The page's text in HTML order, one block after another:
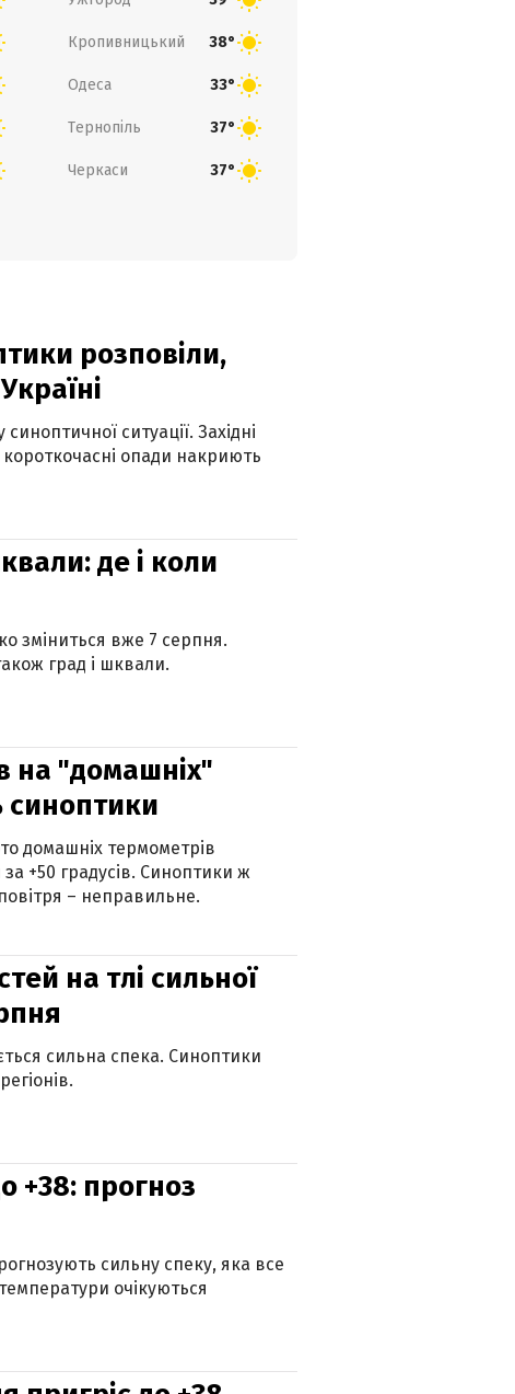
Кропивницький 38°
Одеса 33°
Тернопіль 37°
Черкаси 37°
розповіли,
ситуації. Західні
опади накриють
де і коли
зміниться вже 7 серпня.
град і шквали.
на "домашніх"
синоптики
домашніх термометрів
+50 градусів. Синоптики ж
– неправильне.
на тлі сильної
сильна спека. Синоптики
+38: прогноз
сильну спеку, яка все
очікуються